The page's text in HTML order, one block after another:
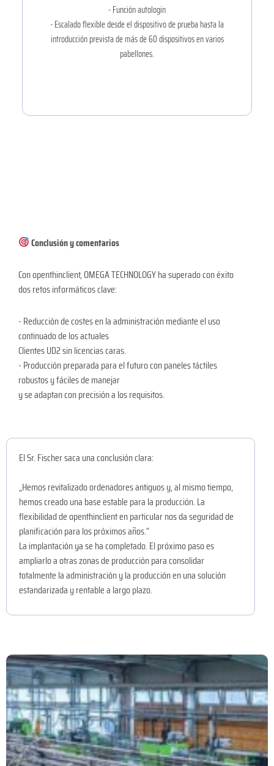
- Función autologin
- Escalado flexible desde el dispositivo de prueba hasta la
introducción prevista de más de 60 dispositivos en varios
pabellones.
Conclusión y comentarios
Con openthinclient, OMEGA TECHNOLOGY ha superado con éxito
dos retos informáticos clave:
- Reducción de costes en la administración mediante el uso
continuado de los actuales
Clientes UD2 sin licencias caras.
- Producción preparada para el futuro con paneles táctiles
robustos y fáciles de manejar
y se adaptan con precisión a los requisitos.
El Sr. Fischer saca una conclusión clara:
„Hemos revitalizado ordenadores antiguos y, al mismo tiempo,
hemos creado una base estable para la producción. La
flexibilidad de openthinclient en particular nos da seguridad de
planificación para los próximos años.“
La implantación ya se ha completado. El próximo paso es
ampliarlo a otras zonas de producción para consolidar
totalmente la administración y la producción en una solución
estandarizada y rentable a largo plazo.